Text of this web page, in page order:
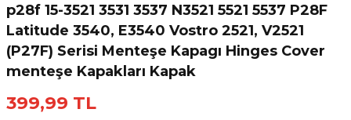
p28f 15-3521 3531 3537 N3521 5521 5537 P28F
Latitude 3540, E3540 Vostro 2521, V2521
(P27F) Serisi Menteşe Kapagı Hinges Cover
menteşe Kapakları Kapak
399,99 TL